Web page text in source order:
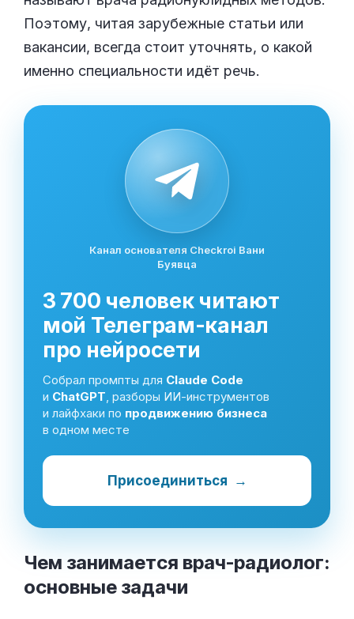
Поэтому, читая зарубежные статьи или
вакансии, всегда стоит уточнять, о какой
именно специальности идёт речь.
Канал основателя Checkroi Вани
Буявца
3 700 человек читают
мой Телеграм-канал
про нейросети
Собрал промпты для Claude Code
и ChatGPT, разборы ИИ-инструментов
и лайфхаки по продвижению бизнеса
в одном месте
Присоединиться →
Чем занимается врач-радиолог:
основные задачи